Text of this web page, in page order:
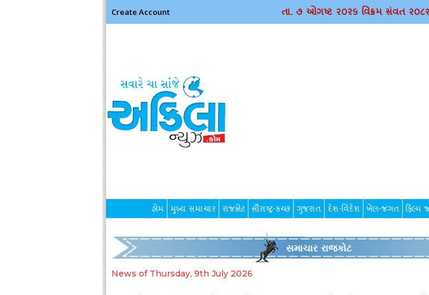
Create Account તા. ૭ ઓગષ્ટ ર૦ર૬ વિક્રમ સંવત
હોમ મુખ્ય સમાચાર રાજકોટ સૌરાષ્ટ્ર-કચ્છ ગુજરાત દેશ-વિદેશ ખેલ-જગત ફિલ્મ
સમાચાર રાજકોટ
News of Thursday, 9th July 2026